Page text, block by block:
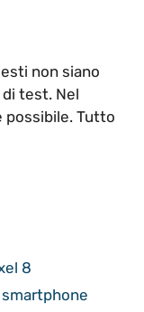
non siano
test. Nel
possibile. Tutto
8
smartphone